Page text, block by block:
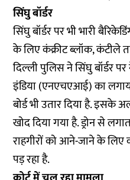
सिंघु बॉर्डर
सिंघु बॉर्डर पर भी भारी
के लिए कंक्रीट ब्लॉक, कंटीले
दिल्ली पुलिस ने सिंघु बॉर्डर
इंडिया (एनएचएआई) का
बोर्ड भी उतार दिया है. इसके
खोद दिया गया है. ड्रोन से
राहगीरों को आने-जाने के लिए
पड़ रहा है.